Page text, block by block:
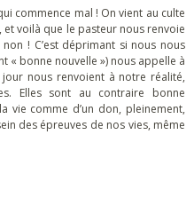
commence mal ! On vient au culte
voilà que le pasteur nous renvoie
! C’est déprimant si nous nous
« bonne nouvelle ») nous appelle à
nous renvoient à notre réalité,
Elles sont au contraire bonne
vie comme d’un don, pleinement,
des épreuves de nos vies, même